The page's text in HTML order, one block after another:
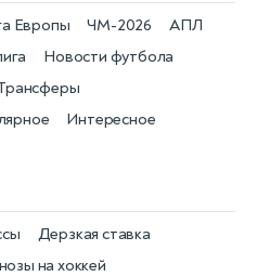
Новости футбола
Европы ЧМ-2026 АПЛ
Интересное
на хоккей
Дерзкая ставка